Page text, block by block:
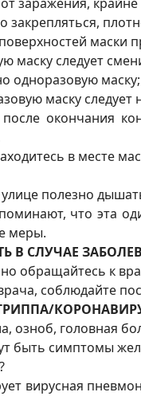
заражения,
поверхностей
маску следует
одноразовую маску;
маску
окончания
в месте
полезно
что эта
меры.
В СЛУЧАЕ
обращайтесь к
соблюдайте
озноб, головная
быть симптомы
вирусная